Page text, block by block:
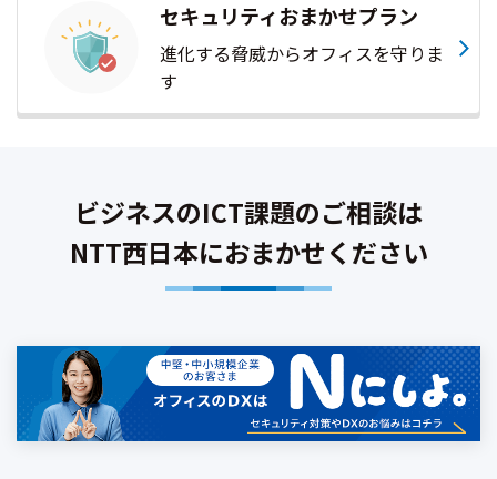
セキュリティおまかせプラン
進化する脅威からオフィスを守りま
す
ビジネスのICT課題のご相談は
NTT西日本におまかせください